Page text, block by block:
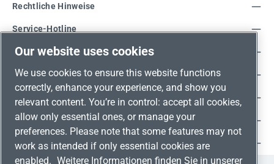
Service-Hotline
Rechtliche Hinweise
Unsere Vorteile
Versandarten
Zahlungsarten
Adresse
Umweltschutz & Partnerschaft
Our website uses cookies
We use cookies to ensure this website functions
correctly, enhance your experience, and show you
relevant content. You’re in control: accept all cookies,
allow only essential ones, or manage your
preferences. Please note that some features may not
work as intended if only essential cookies are
enabled. Weitere Informationen finden Sie in unserer